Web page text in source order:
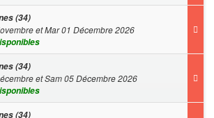
(34)
et Mar 01 Décembre 2026
(34)
et Sam 05 Décembre 2026
(34)